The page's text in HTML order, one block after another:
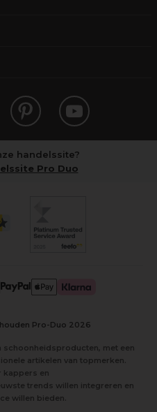
handelssite?
Pro Duo
Pro-Duo 2026
schoonheidsproducten, met een
artikelen van topmerken.
kappers en
trends willen integreren en
willen bieden.